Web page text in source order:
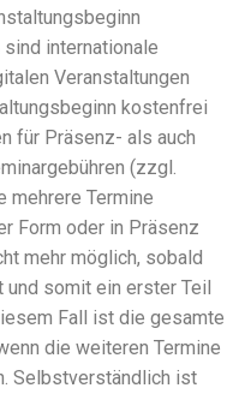
internationale
Veranstaltungen
kostenfrei
für Präsenz- als auch
(zzgl.
mehrere Termine
Form oder in Präsenz
mehr möglich, sobald
somit ein erster Teil
Fall ist die gesamte
die weiteren Termine
Selbstverständlich ist